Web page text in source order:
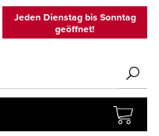
Jeden Dienstag bis Sonntag
geöffnet!